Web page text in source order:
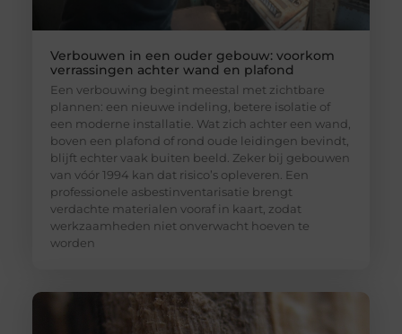
Verbouwen in een ouder gebouw: voorkom
verrassingen achter wand en plafond
Een verbouwing begint meestal met zichtbare
plannen: een nieuwe indeling, betere isolatie of
een moderne installatie. Wat zich achter een wand,
boven een plafond of rond oude leidingen bevindt,
blijft echter vaak buiten beeld. Zeker bij gebouwen
van vóór 1994 kan dat risico’s opleveren. Een
professionele asbestinventarisatie brengt
verdachte materialen vooraf in kaart, zodat
werkzaamheden niet onverwacht hoeven te
worden